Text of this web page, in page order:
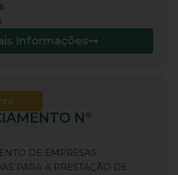
Informações
Nº
DE EMPRESAS
PARA A PRESTAÇÃO DE